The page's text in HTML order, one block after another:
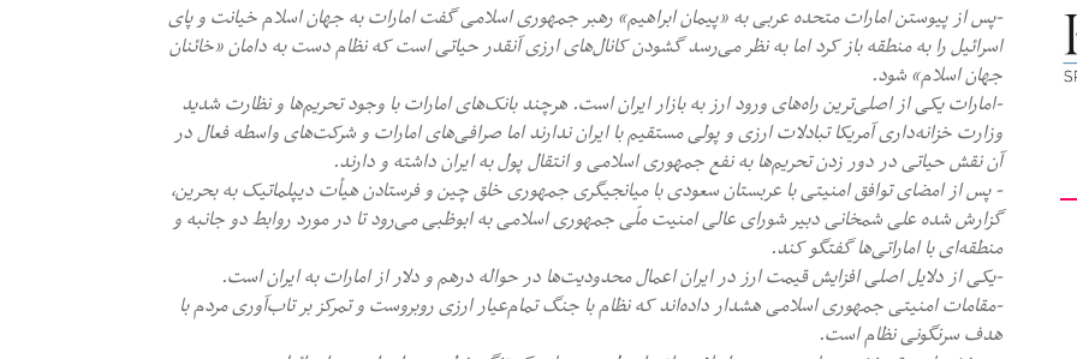
کیهان
لندن
-پس از پیوستن امارات متحده عربی به «پیمان ابراهیم» رهبر جمهوری اسلامی گفت امارات به جهان اسلام خیانت و پای
اسرائیل را به منطقه باز کرد اما به نظر می‌رسد گشودن کانال‌های ارزی آنقدر حیاتی است که نظام دست به دامان «خائنان
جهان اسلام» شود.
-امارات یکی از اصلی‌ترین راه‌های ورود ارز به بازار ایران است. هرچند بانک‌های امارات با وجود تحریم‌ها و نظارت شدید
وزارت خزانه‌داری آمریکا تبادلات ارزی و پولی مستقیم با ایران ندارند اما صرافی‌های امارات و شرکت‌های واسطه فعال در
آن نقش حیاتی در دور زدن تحریم‌ها به نفع جمهوری اسلامی و انتقال پول به ایران داشته و دارند.
- پس از امضای توافق امنیتی با عربستان سعودی با میانجیگری جمهوری خلق چین و فرستادن هیأت دیپلماتیک به بحرین،
گزارش شده علی شمخانی دبیر شورای‌ عالی امنیت ملّی جمهوری اسلامی به ابوظبی می‌رود تا در مورد روابط دو جانبه و
منطقه‌ای با اماراتی‌ها گفتگو کند.
-یکی از دلایل اصلی افزایش قیمت ارز در ایران اعمال محدودیت‌ها در حواله درهم و دلار از امارات به ایران است.
-مقامات امنیتی جمهوری اسلامی هشدار داده‌اند که نظام با جنگ تمام‌عیار ارزی روبروست و تمرکز بر تاب‌آوری مردم با
هدف سرنگونی نظام است.